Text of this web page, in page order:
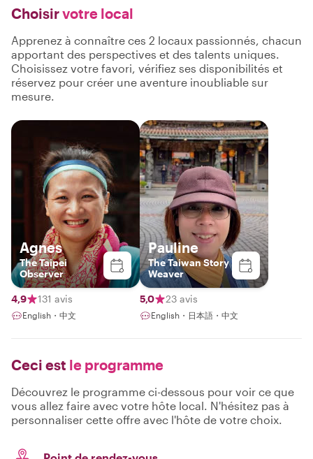
Choisirvotre local
Apprenez à connaître ces 2 locaux passionnés, chacun
apportant des perspectives et des talents uniques.
Choisissez votre favori, vérifiez ses disponibilités et
réservez pour créer une aventure inoubliable sur
mesure.
Agnes
The Taipei
Observer
4,9 131 avis
English・中文
Pauline
The Taiwan Story
Weaver
5,0 23 avis
English・日本語・中文
Ceci est le programme
Découvrez le programme ci-dessous pour voir ce que
vous allez faire avec votre hôte local. N'hésitez pas à
personnaliser cette offre avec l'hôte de votre choix.